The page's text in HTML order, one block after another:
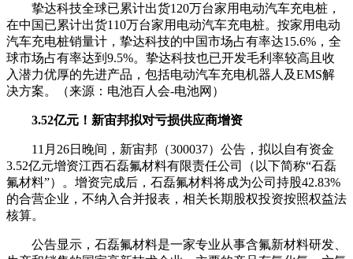
挚达科技全球已累计出货120万台家用电动汽车充电桩，
在中国已累计出货110万台家用电动汽车充电桩。按家用电动
汽车充电桩销量计，挚达科技的中国市场占有率达15.6%，全
球市场占有率达到9.5%。挚达科技也已开发毛利率较高且收
入潜力优厚的先进产品，包括电动汽车充电机器人及EMS解
决方案。（来源：电池百人会-电池网）
3.52亿元！新宙邦拟对亏损供应商增资
11月26日晚间，新宙邦（300037）公告，拟以自有资金
3.52亿元增资江西石磊氟材料有限责任公司（以下简称“石磊
氟材料”）。增资完成后，石磊氟材料将成为公司持股42.83%
的合营企业，不纳入合并报表，相关长期股权投资按照权益法
核算。
公告显示，石磊氟材料是一家专业从事含氟新材料研发、